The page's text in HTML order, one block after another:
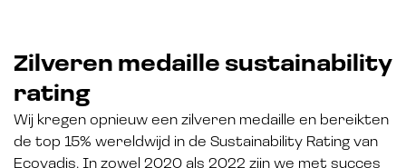
Zilveren medaille sustainability
rating
Wij kregen opnieuw een zilveren medaille en bereikten
de top 15% wereldwijd in de Sustainability Rating van
Ecovadis. In zowel 2020 als 2022 zijn we met succes